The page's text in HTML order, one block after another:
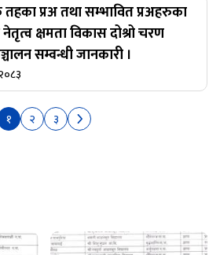
प्रअ तथा सम्भावित प्रअहरुका
क्षमता विकास दोश्रो चरण
सम्वन्धी जानकारी ।
१ २ ३